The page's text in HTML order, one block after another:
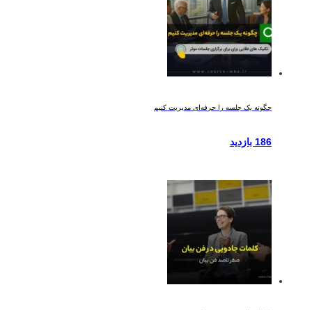
چگونه یک جلسه را حرفه‌ای مدیریت کنیم
186 بازدید